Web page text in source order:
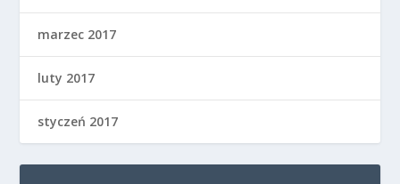
marzec 2017
luty 2017
styczeń 2017